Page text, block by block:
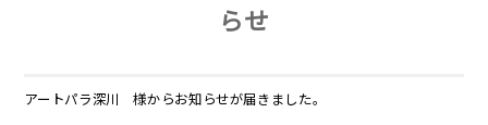
らせ
アートパラ深川 様からお知らせが届きました。